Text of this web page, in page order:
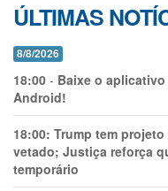
ÚLTIMAS
8/8/2026
18:00 - Baixe o
Android!
18:00: Trump tem
vetado; Justiça reforça
temporário